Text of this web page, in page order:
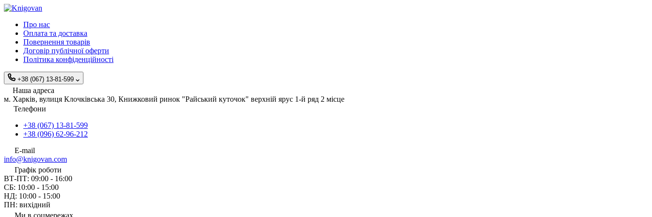
Про нас
Оплата та доставка
Повернення товарів
Договір публічної оферти
Політика конфіденційності
+38 (067) 13-81-599
Наша адреса
м. Харків, вулиця Клочківська 30, Книжковий ринок "Райський куточок" верхній ярус 1-й ряд 2 місце
Телефони
+38 (067) 13-81-599
+38 (096) 62-96-212
E-mail
info@knigovan.com
Графік роботи
ВТ-ПТ: 09:00 - 16:00
СБ: 10:00 - 15:00
НД: 10:00 - 15:00
ПН: вихідний
Ми в соцмережах